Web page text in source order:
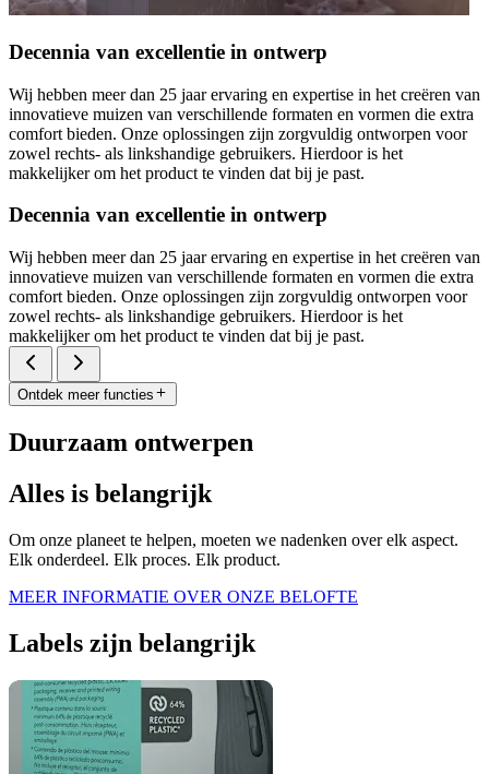
Decennia van excellentie in ontwerp
Wij hebben meer dan 25 jaar ervaring en expertise in het creëren van
innovatieve muizen van verschillende formaten en vormen die extra
comfort bieden. Onze oplossingen zijn zorgvuldig ontworpen voor
zowel rechts- als linkshandige gebruikers. Hierdoor is het
makkelijker om het product te vinden dat bij je past.
Decennia van excellentie in ontwerp
Wij hebben meer dan 25 jaar ervaring en expertise in het creëren van
innovatieve muizen van verschillende formaten en vormen die extra
comfort bieden. Onze oplossingen zijn zorgvuldig ontworpen voor
zowel rechts- als linkshandige gebruikers. Hierdoor is het
makkelijker om het product te vinden dat bij je past.
Ontdek meer functies
Duurzaam ontwerpen
Alles is belangrijk
Om onze planeet te helpen, moeten we nadenken over elk aspect.
Elk onderdeel. Elk proces. Elk product.
MEER INFORMATIE OVER ONZE BELOFTE
Labels zijn belangrijk